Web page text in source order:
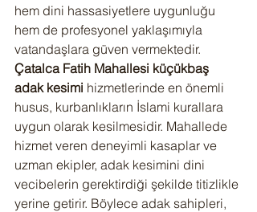
hem dini hassasiyetlere uygunluğu
hem de profesyonel yaklaşımıyla
vatandaşlara güven vermektedir.
Çatalca Fatih Mahallesi küçükbaş
adak kesimi hizmetlerinde en önemli
husus, kurbanlıkların İslami kurallara
uygun olarak kesilmesidir. Mahallede
hizmet veren deneyimli kasaplar ve
uzman ekipler, adak kesimini dini
vecibelerin gerektirdiği şekilde titizlikle
yerine getirir. Böylece adak sahipleri,